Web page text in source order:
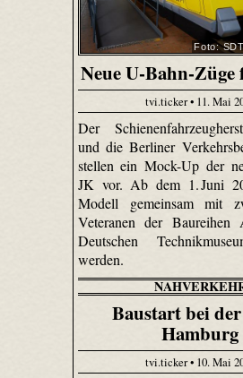
Foto:
Neue U-Bahn-
tvi.ticker • 11. Mai
Der
und die Berliner
stellen ein Mock-Up der
JK vor. Ab dem 1. Juni
Modell gemeinsam mit
Veteranen der
Deutschen
werden.
Baustart bei
Hamburg
tvi.ticker • 10. Mai